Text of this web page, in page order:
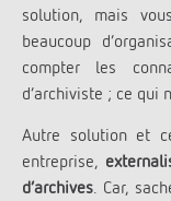
solution, mais
beaucoup
compter les
d’archiviste ; ce qui
Autre solution et
entreprise,
d’archives. Car,